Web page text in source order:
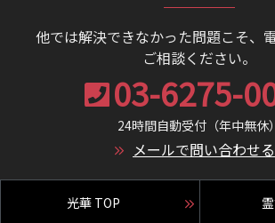
他では解決できなかった問題こそ、
ご相談ください。
03-6275-
24時間自動受付（年中無休）
メールで問い合わせる
光華 TOP